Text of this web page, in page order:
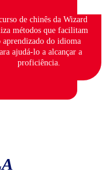
de chinês da Wizard
métodos que facilitam
aprendizado do idioma
ajudá-lo a alcançar a
proficiência.